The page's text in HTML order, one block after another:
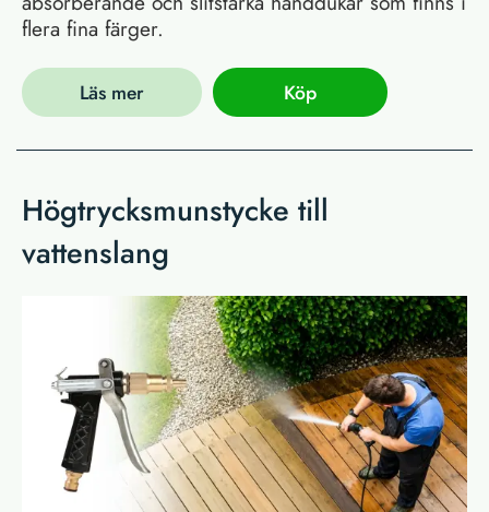
flera fina färger.
Läs mer Köp
Högtrycksmunstycke till
vattenslang